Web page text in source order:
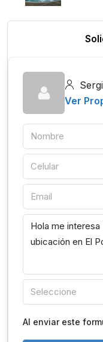
Ver
Seleccione
Al enviar este